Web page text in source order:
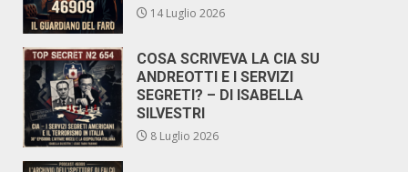
14 Luglio 2026
COSA SCRIVEVA LA CIA SU
ANDREOTTI E I SERVIZI
SEGRETI? – DI ISABELLA
SILVESTRI
8 Luglio 2026